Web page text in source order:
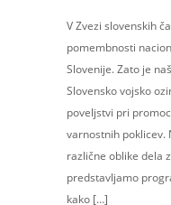
V Zvezi slovenskih
pomembnosti
Slovenije. Zato je
Slovensko vojsko
poveljstvi pri
varnostnih poklicev.
različne oblike dela
predstavljamo
kako […]